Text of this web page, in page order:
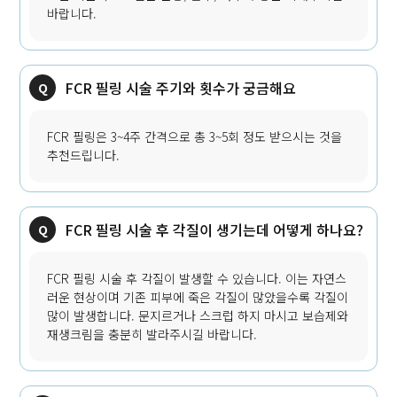
바랍니다.
FCR 필링 시술 주기와 횟수가 궁금해요
FCR 필링은 3~4주 간격으로 총 3~5회 정도 받으시는 것을
추천드립니다.
FCR 필링 시술 후 각질이 생기는데 어떻게 하나요?
FCR 필링 시술 후 각질이 발생할 수 있습니다. 이는 자연스
러운 현상이며 기존 피부에 죽은 각질이 많았을수록 각질이
많이 발생합니다. 문지르거나 스크럽 하지 마시고 보습제와
재생크림을 충분히 발라주시길 바랍니다.